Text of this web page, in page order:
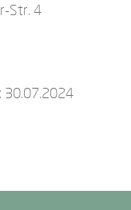
Str. 4
30.07.2024